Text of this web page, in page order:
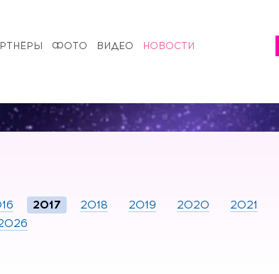
ФОТО ВИДЕО
НОВОСТИ
2017 2018 2019 2020
2021